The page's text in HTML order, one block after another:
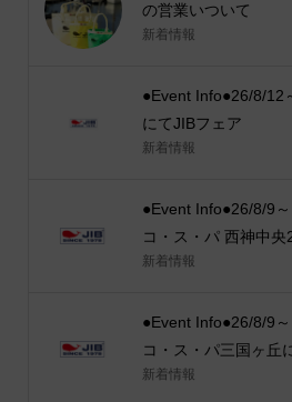
の営業いついて
新着情報
●Event Info●26/8/12
にてJIBフェア
新着情報
●Event Info●26/8/9
コ・ス・パ 西神中央
新着情報
●Event Info●26/8/9
コ・ス・パ三国ヶ丘
新着情報